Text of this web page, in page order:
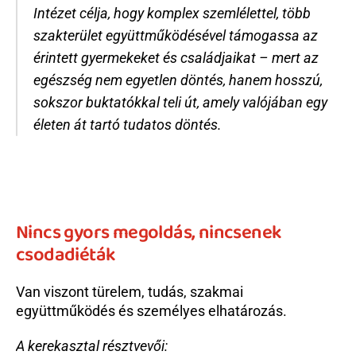
Intézet célja, hogy komplex szemlélettel, több
szakterület együttműködésével támogassa az
érintett gyermekeket és családjaikat – mert az
egészség nem egyetlen döntés, hanem hosszú,
sokszor buktatókkal teli út, amely valójában egy
életen át tartó tudatos döntés.
Nincs gyors megoldás, nincsenek
csodadiéták
Van viszont türelem, tudás, szakmai
együttműködés és személyes elhatározás.
A kerekasztal résztvevői: